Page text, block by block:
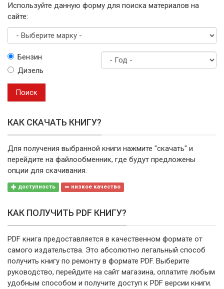
Используйте данную форму для поиска материалов на
сайте:
маркуБензин
Дизель
Поиск
КАК СКАЧАТЬ КНИГУ?
Для получения выбранной книги нажмите "скачать" и
перейдите на файлообменник, где будут предложены
опции для скачивания.
доступность низкое качество
КАК ПОЛУЧИТЬ PDF КНИГУ?
PDF книга предоставляется в качественном формате от
самого издательства. Это абсолютно легальный способ
получить книгу по ремонту в формате PDF. Выберите
руководство, перейдите на сайт магазина, оплатите любым
удобным способом и получите доступ к PDF версии книги.